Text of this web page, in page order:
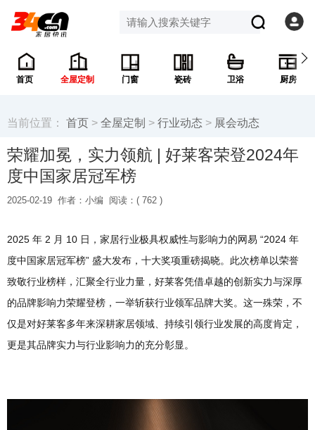
首页 全屋定制 门窗 瓷砖 卫浴 厨房
当前位置： 首页 > 全屋定制 > 行业动态 > 展会动态
荣耀加冕，实力领航 | 好莱客荣登2024年
度中国家居冠军榜
2025-02-19 作者：小编 阅读：( 762 )
2025 年 2 月 10 日，家居行业极具权威性与影响力的网易 “2024 年
度中国家居冠军榜” 盛大发布，十大奖项重磅揭晓。此次榜单以荣誉
致敬行业榜样，汇聚全行业力量，好莱客凭借卓越的创新实力与深厚
的品牌影响力荣耀登榜，一举斩获行业领军品牌大奖。这一殊荣，不
仅是对好莱客多年来深耕家居领域、持续引领行业发展的高度肯定，
更是其品牌实力与行业影响力的充分彰显。